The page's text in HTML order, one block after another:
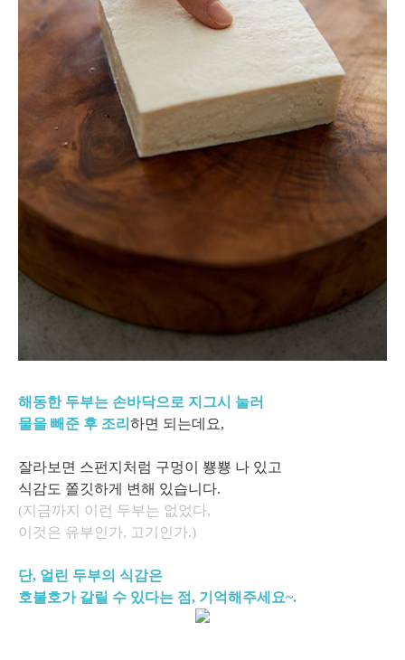
해동한 두부는 손바닥으로 지그시 눌러
물을 빼준 후 조리 하면 되는데요,
잘라보면 스펀지처럼 구멍이 뿅뿅 나 있고
식감도 쫄깃하게 변해 있습니다.
(지금까지 이런 두부는 없었다,
이것은 유부인가, 고기인가.)
단, 얼린 두부의 식감은
호불호가 갈릴 수 있다는 점, 기억해주세요~.